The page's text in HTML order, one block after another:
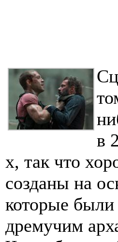
в
х, так что
созданы на
которые
дремучим